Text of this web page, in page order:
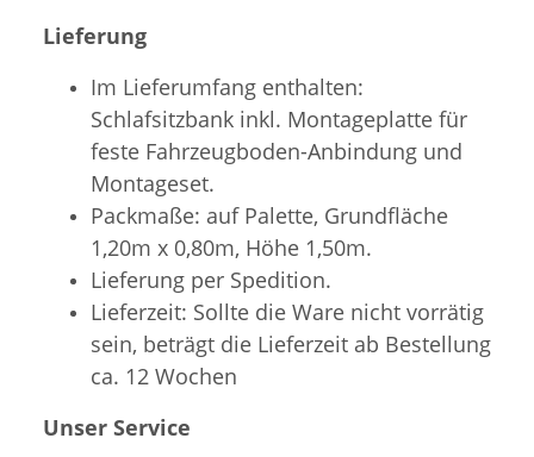
Lieferung
Im Lieferumfang enthalten:
Schlafsitzbank inkl. Montageplatte für
feste Fahrzeugboden-Anbindung und
Montageset.
Packmaße: auf Palette, Grundfläche
1,20m x 0,80m, Höhe 1,50m.
Lieferung per Spedition.
Lieferzeit: Sollte die Ware nicht vorrätig
sein, beträgt die Lieferzeit ab Bestellung
ca. 12 Wochen
Unser Service